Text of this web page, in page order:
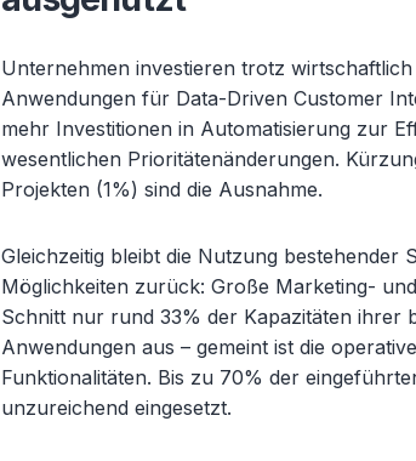
Unternehmen investieren trotz
Anwendungen für Data-Driven Customer
mehr Investitionen in Automatisierung zur
wesentlichen Prioritätenänderungen.
Projekten (1%) sind die Ausnahme.
Gleichzeitig bleibt die Nutzung bestehender
Möglichkeiten zurück: Große Marketing-
Schnitt nur rund 33% der Kapazitäten ihrer
Anwendungen aus – gemeint ist die
Funktionalitäten. Bis zu 70% der
unzureichend eingesetzt.